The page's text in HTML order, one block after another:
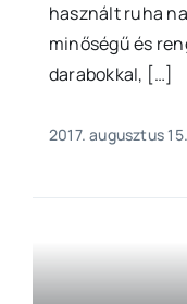
használt ruha
minőségű és
darabokkal, […]
2017. augusztus 15.